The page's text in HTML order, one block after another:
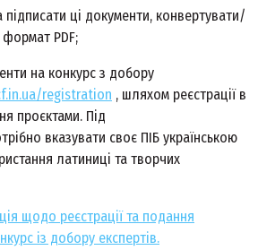
підписати ці документи, конвертувати/
формат PDF;
на конкурс з добору
registration , шляхом реєстрації в
проєктами. Під
вказувати своє ПІБ українською
латиниці та творчих
щодо реєстрації та подання
із добору експертів.